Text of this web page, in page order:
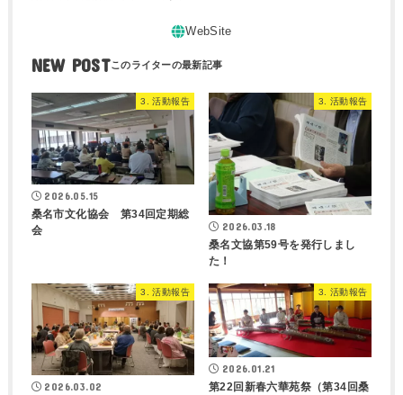
NEW POST
3. 活動報告
2026.05.15
桑名市文化協会 第34回定期総
会
3. 活動報告
2026.03.18
桑名文協第59号を発行しまし
た！
3. 活動報告
2026.03.02
3. 活動報告
2026.01.21
第22回新春六華苑祭（第34回桑